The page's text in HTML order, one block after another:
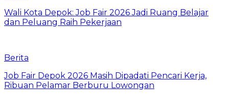
Wali Kota Depok: Job Fair 2026 Jadi Ruang Belajar
dan Peluang Raih Pekerjaan
Berita
Job Fair Depok 2026 Masih Dipadati Pencari Kerja,
Ribuan Pelamar Berburu Lowongan